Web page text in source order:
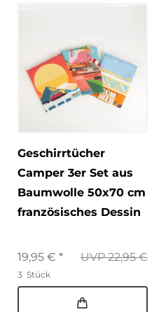
Geschirrtücher
Camper 3er Set aus
Baumwolle 50x70 cm
französisches Dessin
UVP 22,95 €
19,95 € *
3 Stück